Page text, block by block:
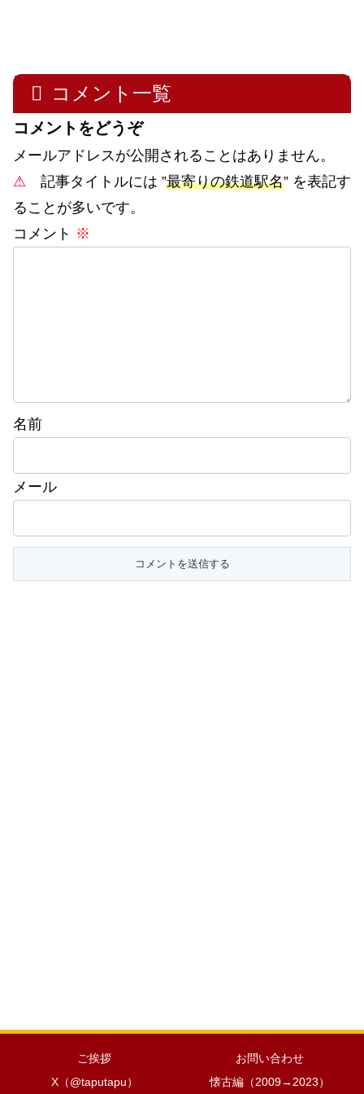
コメント一覧
コメントをどうぞ
メールアドレスが公開されることはありません。
⚠ 記事タイトルには ”最寄りの鉄道駅名” を表記す
ることが多いです。
コメント ※
名前
メール
ご挨拶
お問い合わせ
X（@taputapu）
懐古編（2009→2023）